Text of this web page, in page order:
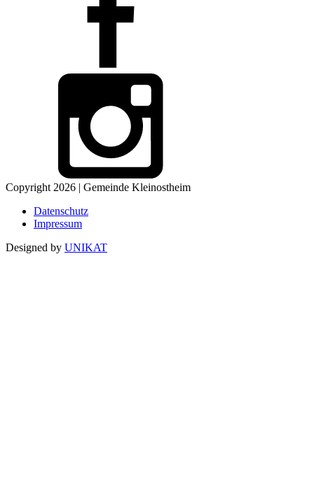
Copyright 2026 | Gemeinde Kleinostheim
Datenschutz
Impressum
Designed by UNIKAT